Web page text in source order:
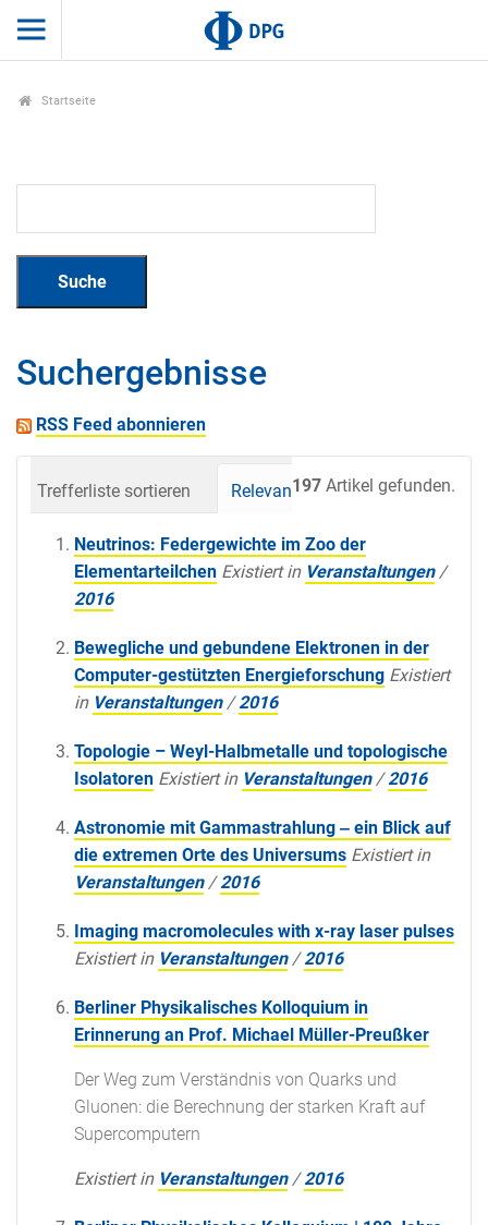
Startseite
Suchergebnisse
RSS Feed abonnieren
197 Artikel gefunden.
Trefferliste sortieren Relevanz Datum
Neutrinos: Federgewichte im Zoo der
Elementarteilchen Existiert in Veranstaltungen /
2016
Bewegliche und gebundene Elektronen in der
Computer-gestützten Energieforschung Existiert
in Veranstaltungen /2016
Topologie – Weyl-Halbmetalle und topologische
Isolatoren Existiert in Veranstaltungen /2016
Astronomie mit Gammastrahlung ‒ ein Blick auf
die extremen Orte des Universums Existiert in
Veranstaltungen /2016
Imaging macromolecules with x-ray laser pulses
Existiert in Veranstaltungen /2016
Berliner Physikalisches Kolloquium in
Erinnerung an Prof. Michael Müller-Preußker
Der Weg zum Verständnis von Quarks und
Gluonen: die Berechnung der starken Kraft auf
Supercomputern
Existiert in Veranstaltungen /2016